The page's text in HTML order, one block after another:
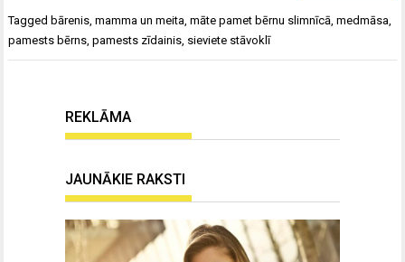
Taggedbārenis ,mamma un meita ,māte pamet bērnu slimnīcā ,medmāsa
pamests bērns ,pamests zīdainis sieviete stāvoklī
REKLĀMA
JAUNĀKIE RAKSTI